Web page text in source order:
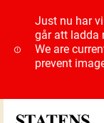
Just nu har
går att ladda
We are
prevent